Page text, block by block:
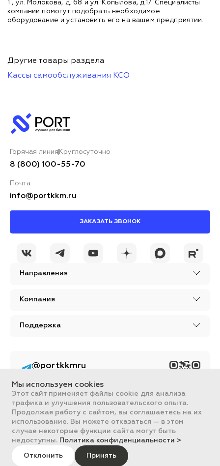
1 , ул. Молокова, д. 68 и ул. Копылова, д.17. Специалисты
компании помогут подобрать необходимое
оборудование и установить его на вашем предприятии.
Другие товары раздела
Кассы самообслуживания КСО
Направления
Компания
Поддержка
Горячая линия Круглосуточно
8 (800) 100-55-70
Почта
info@portkkm.ru
ЗАКАЗАТЬ ЗВОНОК
Вся информация, размещенная на сайте, носит ознакомительный
характер и не является публичной офертой, определяемой
положениями Статьи 437 ГК РФ.
Все цены на сайте указаны с НДС. ООО "ПОРТ" ИНН 2461018892,
ОГРН 1022401953496
ПОРТ 2011-2026
Политика обработки данных
@portkkmru
контент PORT - бизнес
портал
Мы используем cookies
Этот сайт применяет файлы cookie для анализа
трафика и улучшения пользовательского опыта.
Продолжая работу с сайтом, вы соглашаетесь на их
использование. Вы можете отказаться — в этом
случае некоторые функции сайта могут быть
недоступны. Политика конфиденциальности >
Отклонить Принять